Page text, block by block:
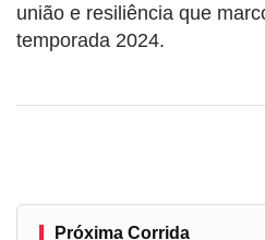
união e resiliência que
temporada 2024.
Próxima Corrida